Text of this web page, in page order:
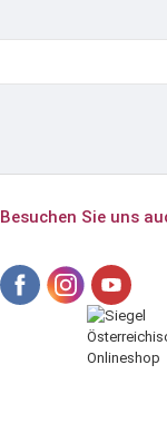
Besuchen Sie uns